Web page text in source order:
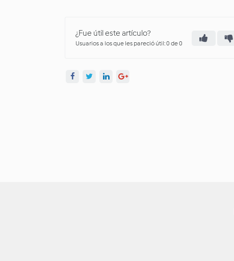
¿Fue útil este artículo?
Usuarios a los que les pareció útil: 0 de 0